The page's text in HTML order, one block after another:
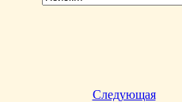
Следующая